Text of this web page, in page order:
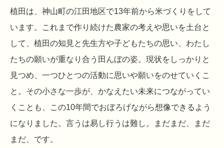
植田は、神山町の江田地区で13年前から米づくりをして
います。これまで作り続けた農家の考えや思いを土台と
して、植田の知見と先生方や子どもたちの思い、わたし
たちの願いが重なり合う田んぼの姿。現状をしっかりと
見つめ、一つひとつの活動に思いや願いをのせていくこ
と。その小さな一歩が、かなえたい未来につながってい
くことも、この10年間でおぼろげながら想像できるよう
になりました。言うは易し行うは難し。まだまだ、まだ
まだ、です。